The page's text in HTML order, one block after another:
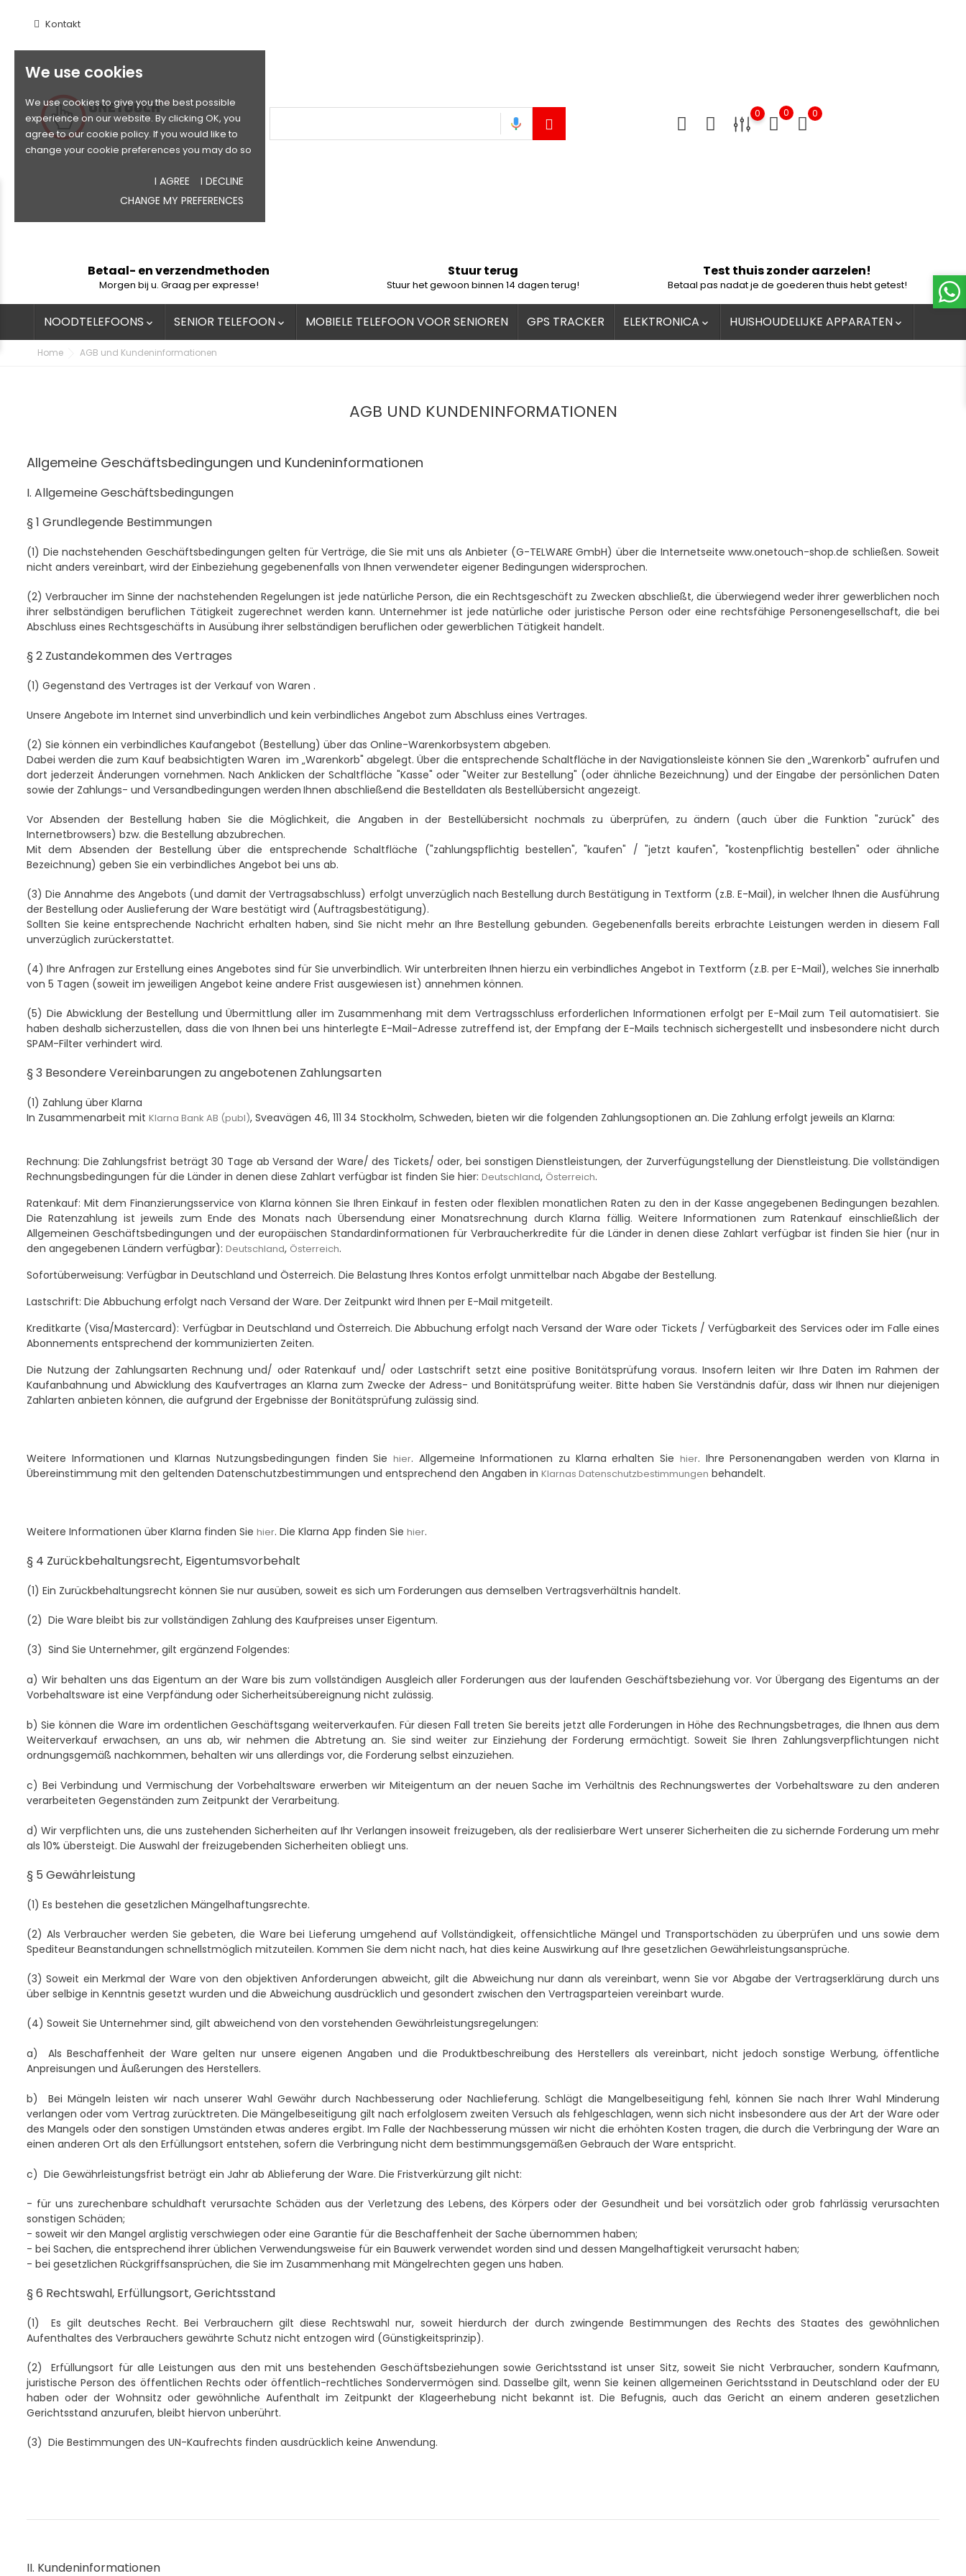
We use cookies
We use cookies to give you the best possible
experience on our website. By clicking OK, you
agree to our cookie policy. If you would like to
change your cookie preferences you may do so
I AGREE
I DECLINE
CHANGE MY PREFERENCES
Kontakt
0 0 0
Betaal- en verzendmethoden
Morgen bij u. Graag per expresse!
Stuur terug
Stuur het gewoon binnen 14 dagen terug!
Test thuis zonder aarzelen!
Betaal pas nadat je de goederen thuis hebt getest!
NOODTELEFOONS  SENIOR TELEFOON  MOBIELE TELEFOON VOOR SENIOREN GPS TRACKER ELEKTRONICA  HUISHOUDELIJKE APPARATEN 
Home AGB und Kundeninformationen
AGB UND KUNDENINFORMATIONEN
Allgemeine Geschäftsbedingungen und Kundeninformationen
I. Allgemeine Geschäftsbedingungen
§ 1 Grundlegende Bestimmungen
(1) Die nachstehenden Geschäftsbedingungen gelten für Verträge, die Sie mit uns als Anbieter (G-TELWARE GmbH) über die Internetseite www.onetouch-shop.de schließen. Soweit
nicht anders vereinbart, wird der Einbeziehung gegebenenfalls von Ihnen verwendeter eigener Bedingungen widersprochen.
(2) Verbraucher im Sinne der nachstehenden Regelungen ist jede natürliche Person, die ein Rechtsgeschäft zu Zwecken abschließt, die überwiegend weder ihrer gewerblichen noch
ihrer selbständigen beruflichen Tätigkeit zugerechnet werden kann. Unternehmer ist jede natürliche oder juristische Person oder eine rechtsfähige Personengesellschaft, die bei
Abschluss eines Rechtsgeschäfts in Ausübung ihrer selbständigen beruflichen oder gewerblichen Tätigkeit handelt.
§ 2 Zustandekommen des Vertrages
(1) Gegenstand des Vertrages ist der Verkauf von Waren .
Unsere Angebote im Internet sind unverbindlich und kein verbindliches Angebot zum Abschluss eines Vertrages.
(2) Sie können ein verbindliches Kaufangebot (Bestellung) über das Online-Warenkorbsystem abgeben.
Dabei werden die zum Kauf beabsichtigten Waren im „Warenkorb" abgelegt. Über die entsprechende Schaltfläche in der Navigationsleiste können Sie den „Warenkorb" aufrufen und
dort jederzeit Änderungen vornehmen. Nach Anklicken der Schaltfläche "Kasse" oder "Weiter zur Bestellung" (oder ähnliche Bezeichnung) und der Eingabe der persönlichen Daten
sowie der Zahlungs- und Versandbedingungen werden Ihnen abschließend die Bestelldaten als Bestellübersicht angezeigt.
Vor Absenden der Bestellung haben Sie die Möglichkeit, die Angaben in der Bestellübersicht nochmals zu überprüfen, zu ändern (auch über die Funktion "zurück" des
Internetbrowsers) bzw. die Bestellung abzubrechen.
Mit dem Absenden der Bestellung über die entsprechende Schaltfläche ("zahlungspflichtig bestellen", "kaufen" / "jetzt kaufen", "kostenpflichtig bestellen" oder ähnliche
Bezeichnung) geben Sie ein verbindliches Angebot bei uns ab.
(3) Die Annahme des Angebots (und damit der Vertragsabschluss) erfolgt unverzüglich nach Bestellung durch Bestätigung in Textform (z.B. E-Mail), in welcher Ihnen die Ausführung
der Bestellung oder Auslieferung der Ware bestätigt wird (Auftragsbestätigung).
Sollten Sie keine entsprechende Nachricht erhalten haben, sind Sie nicht mehr an Ihre Bestellung gebunden. Gegebenenfalls bereits erbrachte Leistungen werden in diesem Fall
unverzüglich zurückerstattet.
(4) Ihre Anfragen zur Erstellung eines Angebotes sind für Sie unverbindlich. Wir unterbreiten Ihnen hierzu ein verbindliches Angebot in Textform (z.B. per E-Mail), welches Sie innerhalb
von 5 Tagen (soweit im jeweiligen Angebot keine andere Frist ausgewiesen ist) annehmen können.
(5) Die Abwicklung der Bestellung und Übermittlung aller im Zusammenhang mit dem Vertragsschluss erforderlichen Informationen erfolgt per E-Mail zum Teil automatisiert. Sie
haben deshalb sicherzustellen, dass die von Ihnen bei uns hinterlegte E-Mail-Adresse zutreffend ist, der Empfang der E-Mails technisch sichergestellt und insbesondere nicht durch
SPAM-Filter verhindert wird.
§ 3 Besondere Vereinbarungen zu angebotenen Zahlungsarten
(1) Zahlung über Klarna
In Zusammenarbeit mit Klarna Bank AB (publ), Sveavägen 46, 111 34 Stockholm, Schweden, bieten wir die folgenden Zahlungsoptionen an. Die Zahlung erfolgt jeweils an Klarna:
Rechnung: Die Zahlungsfrist beträgt 30 Tage ab Versand der Ware/ des Tickets/ oder, bei sonstigen Dienstleistungen, der Zurverfügungstellung der Dienstleistung. Die vollständigen
Rechnungsbedingungen für die Länder in denen diese Zahlart verfügbar ist finden Sie hier: Deutschland, Österreich.
Ratenkauf: Mit dem Finanzierungsservice von Klarna können Sie Ihren Einkauf in festen oder flexiblen monatlichen Raten zu den in der Kasse angegebenen Bedingungen bezahlen.
Die Ratenzahlung ist jeweils zum Ende des Monats nach Übersendung einer Monatsrechnung durch Klarna fällig. Weitere Informationen zum Ratenkauf einschließlich der
Allgemeinen Geschäftsbedingungen und der europäischen Standardinformationen für Verbraucherkredite für die Länder in denen diese Zahlart verfügbar ist finden Sie hier (nur in
den angegebenen Ländern verfügbar): Deutschland, Österreich.
Sofortüberweisung: Verfügbar in Deutschland und Österreich. Die Belastung Ihres Kontos erfolgt unmittelbar nach Abgabe der Bestellung.
Lastschrift: Die Abbuchung erfolgt nach Versand der Ware. Der Zeitpunkt wird Ihnen per E-Mail mitgeteilt.
Kreditkarte (Visa/Mastercard): Verfügbar in Deutschland und Österreich. Die Abbuchung erfolgt nach Versand der Ware oder Tickets / Verfügbarkeit des Services oder im Falle eines
Abonnements entsprechend der kommunizierten Zeiten.
Die Nutzung der Zahlungsarten Rechnung und/ oder Ratenkauf und/ oder Lastschrift setzt eine positive Bonitätsprüfung voraus. Insofern leiten wir Ihre Daten im Rahmen der
Kaufanbahnung und Abwicklung des Kaufvertrages an Klarna zum Zwecke der Adress- und Bonitätsprüfung weiter. Bitte haben Sie Verständnis dafür, dass wir Ihnen nur diejenigen
Zahlarten anbieten können, die aufgrund der Ergebnisse der Bonitätsprüfung zulässig sind.
Weitere Informationen und Klarnas Nutzungsbedingungen finden Sie hier. Allgemeine Informationen zu Klarna erhalten Sie hier. Ihre Personenangaben werden von Klarna in
Übereinstimmung mit den geltenden Datenschutzbestimmungen und entsprechend den Angaben in Klarnas Datenschutzbestimmungen behandelt.
Weitere Informationen über Klarna finden Sie hier. Die Klarna App finden Sie hier.
§ 4 Zurückbehaltungsrecht, Eigentumsvorbehalt
(1) Ein Zurückbehaltungsrecht können Sie nur ausüben, soweit es sich um Forderungen aus demselben Vertragsverhältnis handelt.
(2) Die Ware bleibt bis zur vollständigen Zahlung des Kaufpreises unser Eigentum.
(3) Sind Sie Unternehmer, gilt ergänzend Folgendes:
a) Wir behalten uns das Eigentum an der Ware bis zum vollständigen Ausgleich aller Forderungen aus der laufenden Geschäftsbeziehung vor. Vor Übergang des Eigentums an der
Vorbehaltsware ist eine Verpfändung oder Sicherheitsübereignung nicht zulässig.
b) Sie können die Ware im ordentlichen Geschäftsgang weiterverkaufen. Für diesen Fall treten Sie bereits jetzt alle Forderungen in Höhe des Rechnungsbetrages, die Ihnen aus dem
Weiterverkauf erwachsen, an uns ab, wir nehmen die Abtretung an. Sie sind weiter zur Einziehung der Forderung ermächtigt. Soweit Sie Ihren Zahlungsverpflichtungen nicht
ordnungsgemäß nachkommen, behalten wir uns allerdings vor, die Forderung selbst einzuziehen.
c) Bei Verbindung und Vermischung der Vorbehaltsware erwerben wir Miteigentum an der neuen Sache im Verhältnis des Rechnungswertes der Vorbehaltsware zu den anderen
verarbeiteten Gegenständen zum Zeitpunkt der Verarbeitung.
d) Wir verpflichten uns, die uns zustehenden Sicherheiten auf Ihr Verlangen insoweit freizugeben, als der realisierbare Wert unserer Sicherheiten die zu sichernde Forderung um mehr
als 10% übersteigt. Die Auswahl der freizugebenden Sicherheiten obliegt uns.
§ 5 Gewährleistung
(1) Es bestehen die gesetzlichen Mängelhaftungsrechte.
(2) Als Verbraucher werden Sie gebeten, die Ware bei Lieferung umgehend auf Vollständigkeit, offensichtliche Mängel und Transportschäden zu überprüfen und uns sowie dem
Spediteur Beanstandungen schnellstmöglich mitzuteilen. Kommen Sie dem nicht nach, hat dies keine Auswirkung auf Ihre gesetzlichen Gewährleistungsansprüche.
(3)Soweit ein Merkmal der Ware von den objektiven Anforderungen abweicht, gilt die Abweichung nur dann als vereinbart, wenn Sie vor Abgabe der Vertragserklärung durch uns
über selbige in Kenntnis gesetzt wurden und die Abweichung ausdrücklich und gesondert zwischen den Vertragsparteien vereinbart wurde.
(4) Soweit Sie Unternehmer sind, gilt abweichend von den vorstehenden Gewährleistungsregelungen:
a)Als Beschaffenheit der Ware gelten nur unsere eigenen Angaben und die Produktbeschreibung des Herstellers als vereinbart, nicht jedoch sonstige Werbung, öffentliche
Anpreisungen und Äußerungen des Herstellers.
b)Bei Mängeln leisten wir nach unserer Wahl Gewähr durch Nachbesserung oder Nachlieferung. Schlägt die Mangelbeseitigung fehl, können Sie nach Ihrer Wahl Minderung
verlangen oder vom Vertrag zurücktreten. Die Mängelbeseitigung gilt nach erfolglosem zweiten Versuch als fehlgeschlagen, wenn sich nicht insbesondere aus der Art der Ware oder
des Mangels oder den sonstigen Umständen etwas anderes ergibt. Im Falle der Nachbesserung müssen wir nicht die erhöhten Kosten tragen, die durch die Verbringung der Ware an
einen anderen Ort als den Erfüllungsort entstehen, sofern die Verbringung nicht dem bestimmungsgemäßen Gebrauch der Ware entspricht.
c) Die Gewährleistungsfrist beträgt ein Jahr ab Ablieferung der Ware. Die Fristverkürzung gilt nicht:
- für uns zurechenbare schuldhaft verursachte Schäden aus der Verletzung des Lebens, des Körpers oder der Gesundheit und bei vorsätzlich oder grob fahrlässig verursachten
sonstigen Schäden;
- soweit wir den Mangel arglistig verschwiegen oder eine Garantie für die Beschaffenheit der Sache übernommen haben;
- bei Sachen, die entsprechend ihrer üblichen Verwendungsweise für ein Bauwerk verwendet worden sind und dessen Mangelhaftigkeit verursacht haben;
- bei gesetzlichen Rückgriffsansprüchen, die Sie im Zusammenhang mit Mängelrechten gegen uns haben.
§ 6 Rechtswahl, Erfüllungsort, Gerichtsstand
(1)
Es gilt deutsches Recht. Bei Verbrauchern gilt diese Rechtswahl nur, soweit hierdurch der durch zwingende Bestimmungen des Rechts des Staates des gewöhnlichen
Aufenthaltes des Verbrauchers gewährte Schutz nicht entzogen wird (Günstigkeitsprinzip).
(2) Erfüllungsort für alle Leistungen aus den mit uns bestehenden Geschäftsbeziehungen sowie Gerichtsstand ist unser Sitz, soweit Sie nicht Verbraucher, sondern Kaufmann,
juristische Person des öffentlichen Rechts oder öffentlich-rechtliches Sondervermögen sind. Dasselbe gilt, wenn Sie keinen allgemeinen Gerichtsstand in Deutschland oder der EU
haben oder der Wohnsitz oder gewöhnliche Aufenthalt im Zeitpunkt der Klageerhebung nicht bekannt ist. Die Befugnis, auch das Gericht an einem anderen gesetzlichen
Gerichtsstand anzurufen, bleibt hiervon unberührt.
(3) Die Bestimmungen des UN-Kaufrechts finden ausdrücklich keine Anwendung.
II. Kundeninformationen